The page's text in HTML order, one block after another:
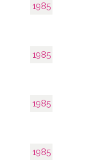
1985
1985
1985
1985